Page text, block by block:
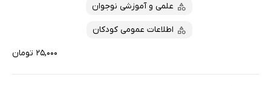
علمی و آموزشی نوجوان
اطلاعات عمومی کودکان
۲۵,۰۰۰ تومان